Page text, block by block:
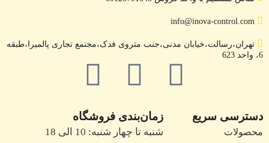
info@inova-control.com
تهران،رسالت،خیابان مدنی،جنب متروی فدک،مجتمع تجاری پالمیرا،طبقه
6، واحد 623
دسترسی سریع
محصولات
زمان‌بندی فروشگاه
شنبه تا چهار شنبه: 10 الی 18